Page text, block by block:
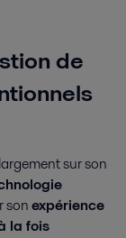
de
sur son
sonexpérience
la fois